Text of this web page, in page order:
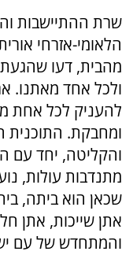
שרת ההתיישבות
הלאומי-אזרחי
מהבית, דעו
ולכל אחד מאתנו.
להעניק לכל אחת
ומחבקת.
והקליטה, יחד עם
מתנדבות עולות,
שכאן הוא ביתה,
אתן שייכות, אתן
והמתחדש של עם